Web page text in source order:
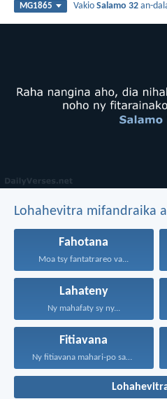
MG1865 VakioSalamo 32 an-
Lohahevitra mifandraika
Fahotana
Moa tsy fantatrareo va...
Lahateny
Ny mahafaty sy ny...
Fitiavana
Ny fitiavana mahari-po sady...